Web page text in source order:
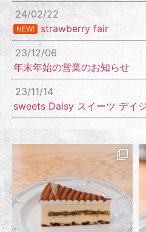
24/02/22
NEW!
strawberry fair
23/12/06
年末年始の営業のお知らせ
23/11/14
sweets Daisy スイーツ デイ